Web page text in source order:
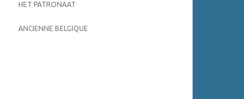
HET PATRONAAT
ANCIENNE BELGIQUE